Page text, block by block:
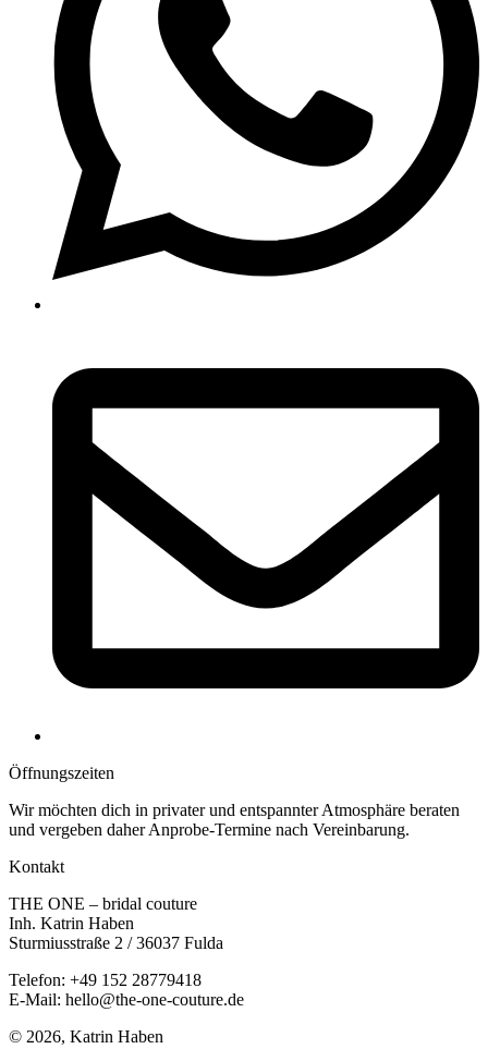
Öffnungs­zeiten
Wir möchten dich in privater und entspannter Atmosphäre beraten
und vergeben daher Anprobe-Termine nach Vereinbarung.
Kontakt
THE ONE – bridal couture
Inh. Katrin Haben
Sturmiusstraße 2 / 36037 Fulda
Telefon: +49 152 28779418
E-Mail: hello@the-one-couture.de
© 2026, Katrin Haben